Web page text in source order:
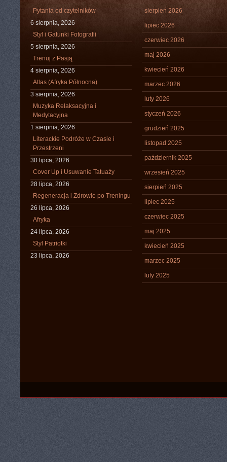
Pytania od czytelników
6 sierpnia, 2026
Styl i Gatunki Fotografii
5 sierpnia, 2026
Trenuj z Pasją
4 sierpnia, 2026
Atlas (Afryka Północna)
3 sierpnia, 2026
Muzyka Relaksacyjna i
Medytacyjna
1 sierpnia, 2026
Literackie Podróże w Czasie i
Przestrzeni
30 lipca, 2026
Cover Up i Usuwanie Tatuaży
28 lipca, 2026
Regeneracja i Zdrowie po Treningu
26 lipca, 2026
Afryka
24 lipca, 2026
Styl Patriotki
23 lipca, 2026
sierpień 2026
lipiec 2026
czerwiec 2026
maj 2026
kwiecień 2026
marzec 2026
luty 2026
styczeń 2026
grudzień 2025
listopad 2025
październik 2025
wrzesień 2025
sierpień 2025
lipiec 2025
czerwiec 2025
maj 2025
kwiecień 2025
marzec 2025
luty 2025